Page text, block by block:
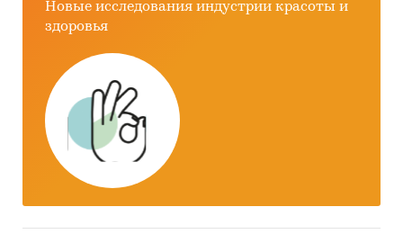
Новые исследования индустрии красоты и
здоровья